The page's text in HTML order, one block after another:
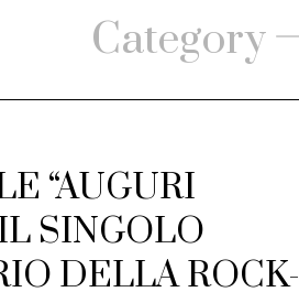
Category
“AUGURI
SINGOLO
DELLA ROCK-